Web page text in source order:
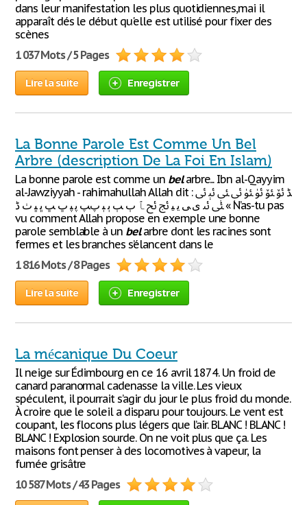
dans leur manifestation les plus quotidiennes,mai il
apparaît dés le début qu'elle est utilisé pour fixer des
scènes
1 037 Mots / 5 Pages
Lire la suite Enregistrer
La Bonne Parole Est Comme Un Bel
Arbre (description De La Foi En Islam)
La bonne parole est comme un belarbre... Ibn al-Qayyim
al-Jawziyyah - rahimahullah Allah dit : ﮉ ﯲ ﯳ ﯴ ﯵ ﯶ ﯷ ﯸ ﯹ
ﯺ ﯻ ﯼ ﯽ ﯾ ﯿ ﰀ ﰁ ﭑ ﭒ ﭓ ﭔ ﭕ ﭖﭗ ﭘ ﭙ ﭚ ﭛ ﭜ ﭝ ﭞ ﮈ « N’as-tu pas
vu comment Allah propose en exemple une bonne
parole semblable à un belarbre dont les racines sont
fermes et les branches s’élancent dans le
1 816 Mots / 8 Pages
Lire la suite Enregistrer
La mécanique Du Coeur
Il neige sur Édimbourg en ce 16 avril 1874. Un froid de
canard paranormal cadenasse la ville. Les vieux
spéculent, il pourrait s’agir du jour le plus froid du monde.
À croire que le soleil a disparu pour toujours. Le vent est
coupant, les flocons plus légers que l’air. BLANC ! BLANC !
BLANC ! Explosion sourde. On ne voit plus que ça. Les
maisons font penser à des locomotives à vapeur, la
fumée grisâtre
10 587 Mots / 43 Pages